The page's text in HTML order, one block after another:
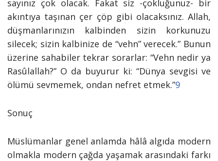
sayınız çok olacak. Fakat siz -çokluğunuz- bir
akıntıya taşınan çer çöp gibi olacaksınız. Allah,
düşmanlarınızın kalbinden sizin korkunuzu
silecek; sizin kalbinize de “vehn” verecek.” Bunun
üzerine sahabiler tekrar sorarlar: “Vehn nedir ya
Rasûlallah?” O da buyurur ki: “Dünya sevgisi ve
ölümü sevmemek, ondan nefret etmek.”9
Sonuç
Müslümanlar genel anlamda hâlâ algıda modern
olmakla modern çağda yaşamak arasındaki farkı